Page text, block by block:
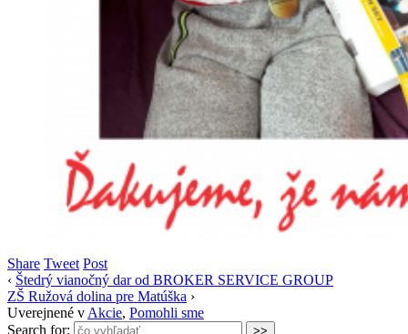
Share Tweet Post
‹ Štedrý vianočný dar od BROKER SERVICE GROUP
ZŠ Ružová dolina pre Matúška ›
Uverejnené v Akcie, Pomohli sme
Search for: